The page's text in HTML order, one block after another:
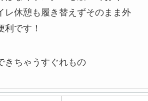
レ休憩も履き替えずそのまま外
です！
きちゃうすぐれもの